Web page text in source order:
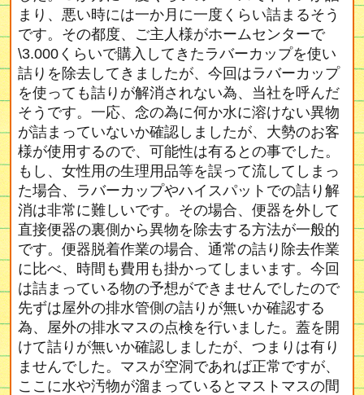
まり、悪い時には一か月に一度くらい詰まるそう
です。その都度、ご主人様がホームセンターで
\3.000くらいで購入してきたラバーカップを使い
詰りを除去してきましたが、今回はラバーカップ
を使っても詰りが解消されない為、当社を呼んだ
そうです。一応、念の為に何か水に溶けない異物
が詰まっていないか確認しましたが、大勢のお客
様が使用するので、可能性は有るとの事でした。
もし、女性用の生理用品等を誤って流してしまっ
た場合、ラバーカップやハイスパットでの詰り解
消は非常に難しいです。その場合、便器を外して
直接便器の裏側から異物を除去する方法が一般的
です。便器脱着作業の場合、通常の詰り除去作業
に比べ、時間も費用も掛かってしまいます。今回
は詰まっている物の予想ができませんでしたので
先ずは屋外の排水管側の詰りが無いか確認する
為、屋外の排水マスの点検を行いました。蓋を開
けて詰りが無いか確認しましたが、つまりは有り
ませんでした。マスが空洞であれば正常ですが、
ここに水や汚物が溜まっているとマストマスの間